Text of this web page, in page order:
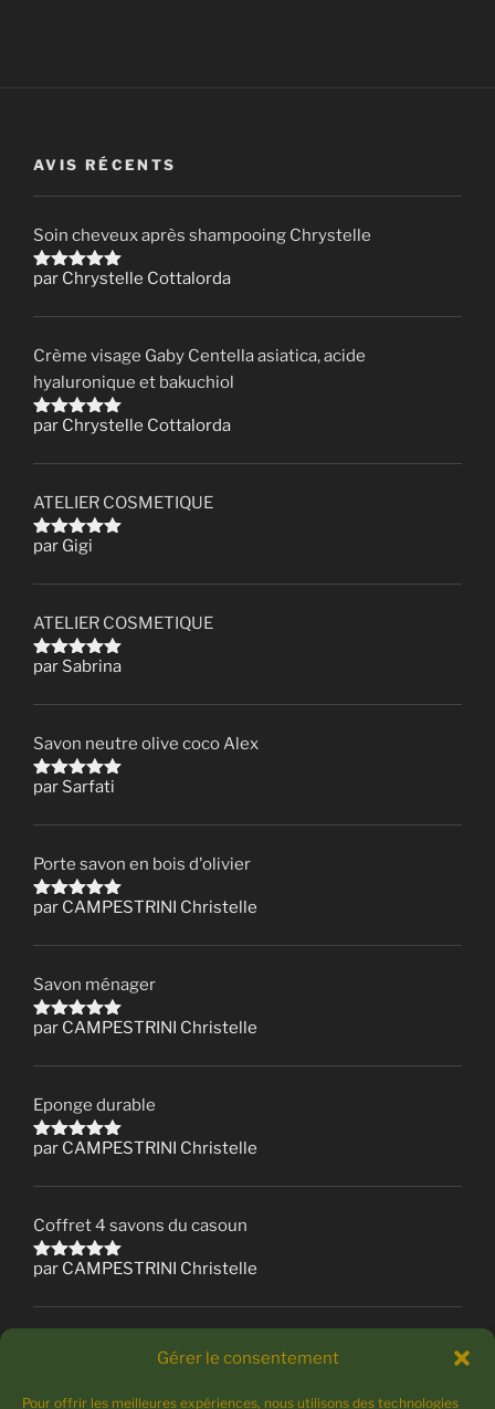
Gérer le consentement
Pour offrir les meilleures expériences, nous utilisons des technologies
AVIS RÉCENTS
Soin cheveux après shampooing Chrystelle
Note5
par Chrystelle Cottalorda
Crème visage Gaby Centella asiatica, acide
hyaluronique et bakuchiol
Note5
par Chrystelle Cottalorda
ATELIER COSMETIQUE
Note5
par Gigi
ATELIER COSMETIQUE
Note5
par Sabrina
Savon neutre olive coco Alex
Note5
par Sarfati
Porte savon en bois d'olivier
Note5
par CAMPESTRINI Christelle
Savon ménager
Note5
par CAMPESTRINI Christelle
Eponge durable
Note5
par CAMPESTRINI Christelle
Coffret 4 savons du casoun
Note5
par CAMPESTRINI Christelle